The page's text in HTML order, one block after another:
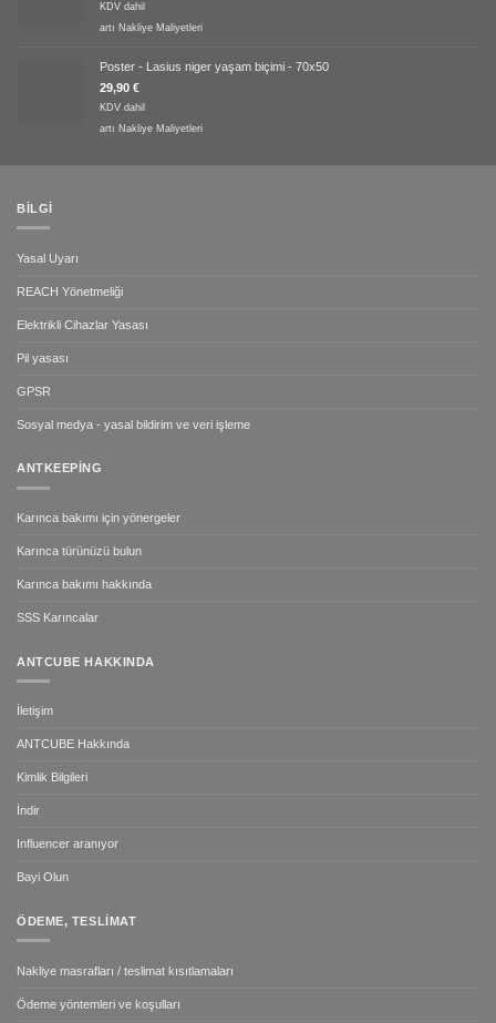
KDV dahil
artı Nakliye Maliyetleri
Poster - Lasius niger yaşam biçimi - 70x50
29,90 €
KDV dahil
artı Nakliye Maliyetleri
BILGI
Yasal Uyarı
REACH Yönetmeliği
Elektrikli Cihazlar Yasası
Pil yasası
GPSR
Sosyal medya - yasal bildirim ve veri işleme
ANTKEEPING
Karınca bakımı için yönergeler
Karınca türünüzü bulun
Karınca bakımı hakkında
SSS Karıncalar
ANTCUBE HAKKINDA
İletişim
ANTCUBE Hakkında
Kimlik Bilgileri
İndir
Influencer aranıyor
Bayi Olun
ÖDEME, TESLIMAT
Nakliye masrafları / teslimat kısıtlamaları
Ödeme yöntemleri ve koşulları